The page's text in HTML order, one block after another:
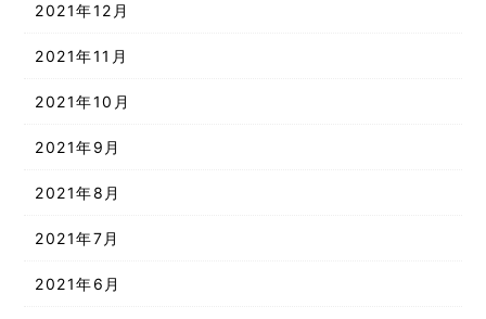
2021年12月
2021年11月
2021年10月
2021年9月
2021年8月
2021年7月
2021年6月